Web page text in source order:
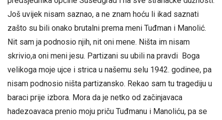
Još uvijek nisam saznao, a ne znam hoću li ikad saznati
zašto su bili onako brutalni prema meni Tuđman i Manolić.
Nit sam ja podnosio njih, nit oni mene. Ništa im nisam
skrivio,a oni meni jesu. Partizani su ubili na pravdi Boga
velikoga moje ujce i strica u našemu selu 1942. godinee, pa
nisam podnosio ništa partizansko. Rekao sam tu tragediju u
baraci prije izbora. Mora da je netko od začinjavaca
hadezoavaca prenio moju priču Tuđmanu i Manoliću, pa se